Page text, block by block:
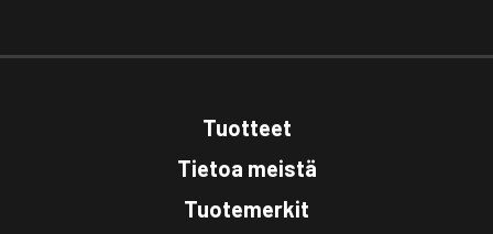
Tuotteet
Tietoa meistä
Tuotemerkit